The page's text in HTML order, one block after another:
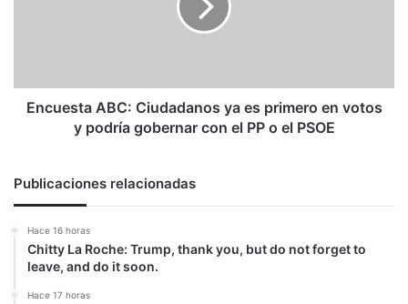
y
podría
PP
PSOE
Encuesta ABC: Ciudadanos ya es primero en votos
y podría gobernar con el PP o el PSOE
Publicaciones relacionadas
Hace 16 horas
Chitty La Roche: Trump, thank you, but do not forget to
leave, and do it soon.
Hace 17 horas